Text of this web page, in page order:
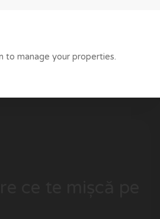
to manage your properties.